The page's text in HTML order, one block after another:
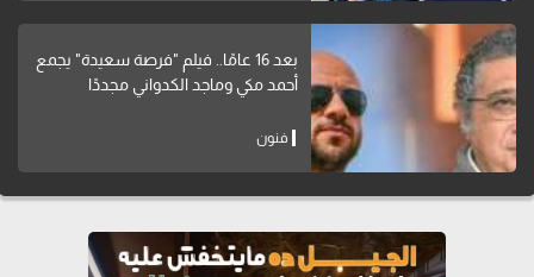
بعد 16 عامًا.. فيلم "فرصة سعيدة" يجمع
أحمد مكي وماجد الكدواني مجددًا
فنون